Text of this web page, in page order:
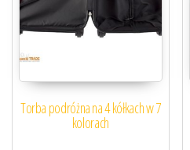
Torba podróżna na 4 kółkach w 7
kolorach